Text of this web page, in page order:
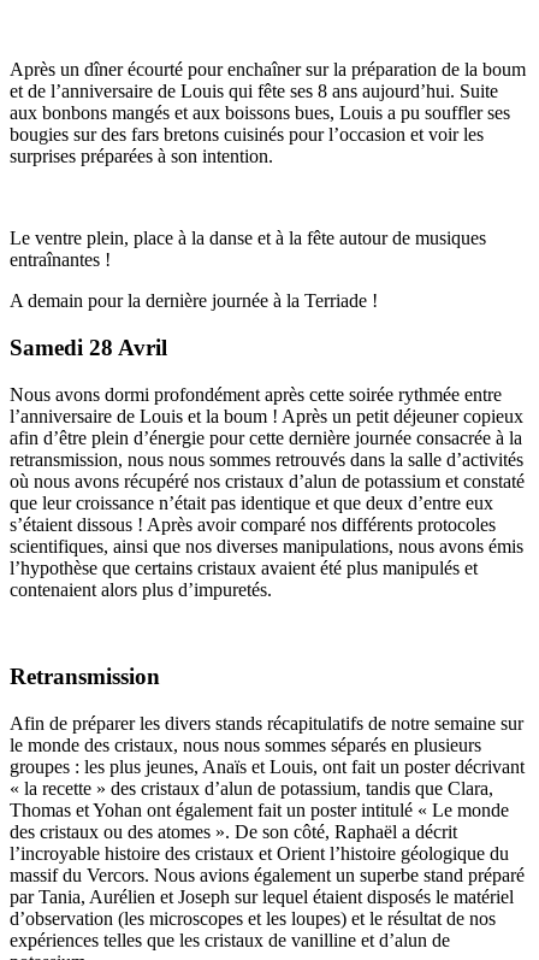
Après un dîner écourté pour enchaîner sur la préparation de la boum
et de l’anniversaire de Louis qui fête ses 8 ans aujourd’hui. Suite
aux bonbons mangés et aux boissons bues, Louis a pu souffler ses
bougies sur des fars bretons cuisinés pour l’occasion et voir les
surprises préparées à son intention.
Le ventre plein, place à la danse et à la fête autour de musiques
entraînantes !
A demain pour la dernière journée à la Terriade !
Samedi 28 Avril
Nous avons dormi profondément après cette soirée rythmée entre
l’anniversaire de Louis et la boum ! Après un petit déjeuner copieux
afin d’être plein d’énergie pour cette dernière journée consacrée à la
retransmission, nous nous sommes retrouvés dans la salle d’activités
où nous avons récupéré nos cristaux d’alun de potassium et constaté
que leur croissance n’était pas identique et que deux d’entre eux
s’étaient dissous ! Après avoir comparé nos différents protocoles
scientifiques, ainsi que nos diverses manipulations, nous avons émis
l’hypothèse que certains cristaux avaient été plus manipulés et
contenaient alors plus d’impuretés.
Retransmission
Afin de préparer les divers stands récapitulatifs de notre semaine sur
le monde des cristaux, nous nous sommes séparés en plusieurs
groupes : les plus jeunes, Anaïs et Louis, ont fait un poster décrivant
« la recette » des cristaux d’alun de potassium, tandis que Clara,
Thomas et Yohan ont également fait un poster intitulé « Le monde
des cristaux ou des atomes ». De son côté, Raphaël a décrit
l’incroyable histoire des cristaux et Orient l’histoire géologique du
massif du Vercors. Nous avions également un superbe stand préparé
par Tania, Aurélien et Joseph sur lequel étaient disposés le matériel
d’observation (les microscopes et les loupes) et le résultat de nos
expériences telles que les cristaux de vanilline et d’alun de